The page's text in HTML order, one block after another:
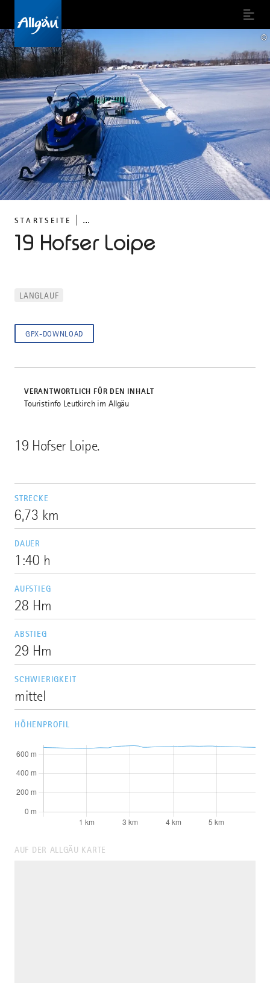
Menu
STARTSEITE ...
19 Hofser Loipe
©
19 Hofser Loipe.
STRECKE
6,73 km
DAUER
1:40 h
AUFSTIEG
28 Hm
ABSTIEG
29 Hm
SCHWIERIGKEIT
mittel
HÖHENPROFIL
AUF DER ALLGÄU KARTE
LANGLAUF
GPX-DOWNLOAD
VERANTWORTLICH FÜR DEN INHALT
Touristinfo Leutkirch im Allgäu